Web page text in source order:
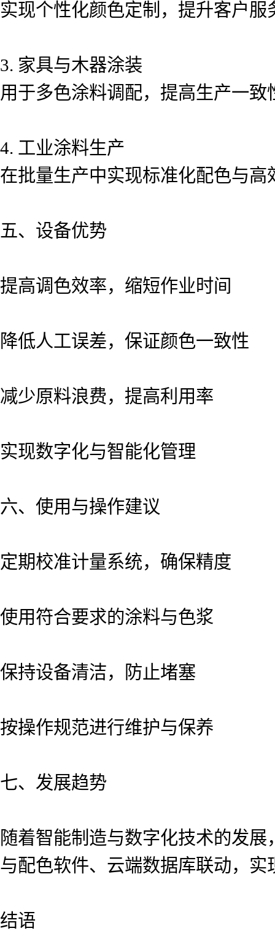
实现个性化颜色定制，提升客户服
3. 家具与木器涂装
用于多色涂料调配，提高生产一致
4. 工业涂料生产
在批量生产中实现标准化配色与高
五、设备优势
提高调色效率，缩短作业时间
降低人工误差，保证颜色一致性
减少原料浪费，提高利用率
实现数字化与智能化管理
六、使用与操作建议
定期校准计量系统，确保精度
使用符合要求的涂料与色浆
保持设备清洁，防止堵塞
按操作规范进行维护与保养
七、发展趋势
随着智能制造与数字化技术的发
与配色软件、云端数据库联动，
结语